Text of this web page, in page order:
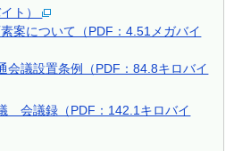
イト）
案について（PDF：4.51メガバイ
会議設置条例（PDF：84.8キロバイ
会議録（PDF：142.1キロバイ